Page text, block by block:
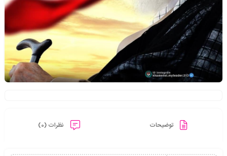
توضیحات نظرات (0)